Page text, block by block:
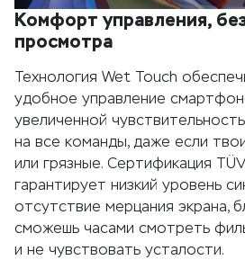
Комфорт управления,
просмотра
Технология Wet Touch
удобное управление
увеличенной
на все команды, даже если
или грязные. Сертификация
гарантирует низкий уровень
отсутствие мерцания экрана,
сможешь часами смотреть
и не чувствовать усталости.